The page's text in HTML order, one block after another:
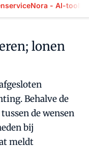
Nora - AI-tool
lonen
Behalve de
de wensen
bij
meldt